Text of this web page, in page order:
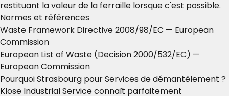
restituant la valeur de la ferraille lorsque c'est possible.
Normes et références
Waste Framework Directive 2008/98/EC — European
Commission
European List of Waste (Decision 2000/532/EC) —
European Commission
Pourquoi Strasbourg pour Services de démantèlement ?
Klose Industrial Service connaît parfaitement